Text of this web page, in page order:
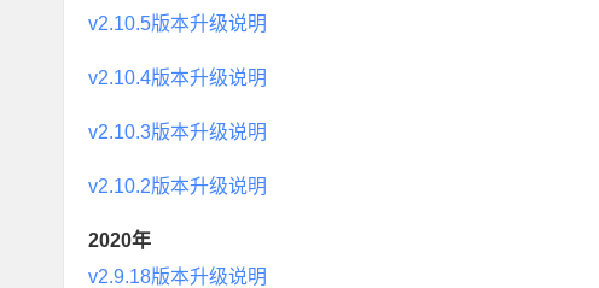
v2.10.5版本升级说明
v2.10.4版本升级说明
v2.10.3版本升级说明
v2.10.2版本升级说明
2020年
v2.9.18版本升级说明